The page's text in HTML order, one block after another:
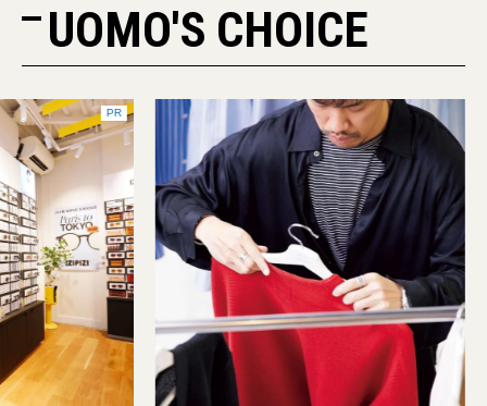
UOMO'S CHOICE
PR